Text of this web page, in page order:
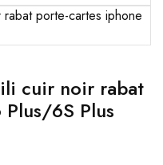
cuir noir rabat
6S Plus